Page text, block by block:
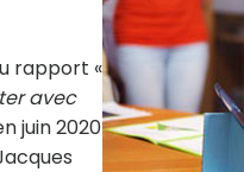
rapport «
avec
juin 2020